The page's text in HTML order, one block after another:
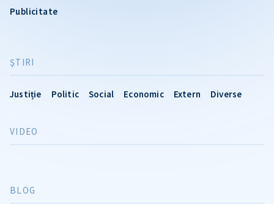
Publicitate
ŞTIRI
Justiție Politic Social Economic Extern Diverse
VIDEO
BLOG